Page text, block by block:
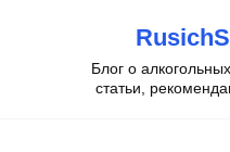
содержаниюБлог о
статьи,